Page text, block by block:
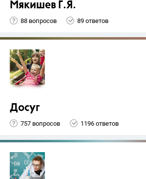
Мякишев Г.Я.
88 вопросов 89 ответов
Досуг
757 вопросов 1196 ответов